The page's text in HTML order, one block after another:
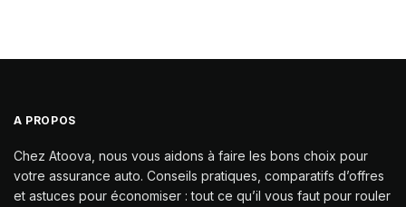
A PROPOS
Chez Atoova, nous vous aidons à faire les bons choix pour
votre assurance auto. Conseils pratiques, comparatifs d’offres
et astuces pour économiser : tout ce qu’il vous faut pour rouler